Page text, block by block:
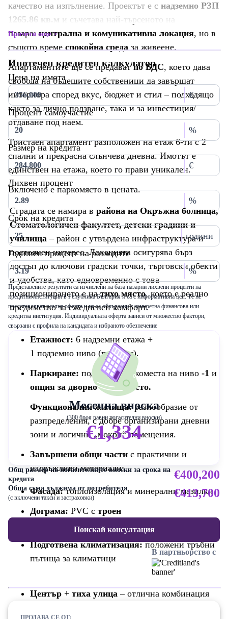
качество на изпълнение. Проектът е с надземно РЗП
1265.86 кв.м и съчетава най-търсеното на
пазара:централна и комуникативна локация, но в
същото времеспокойна средаза живеене.
Апартаментите ще се предаватпо БДС, което дава
свобода на бъдещите собственици да завършат
интериора според вкус, бюджет и стил – подходящо
както за лично ползване, така и за инвестиция/
отдаване под наем.
Тристаен апартамент разположен на етаж 6-ти с 2
спални и прекрасна слънчева дневна. Имотът е
единствен на етажа, което го прави уникален.
Включено е паркомясто в цената.
Сградата се намира врайона на Окръжна болница,
Стоматологичен факултет, детски градини и
училища – район с утвърдена инфраструктура и
постоянен интерес. Локацията осигурява бърз
достъп до ключови градски точки, търговски обекти
и удобства, като едновременно с това
позиционирането е натихо място, което е реално
предимство за ежедневен комфорт.
Етажност: 6 надземни етажа +
1 подземно ниво (паркинг).
Паркиране: подземни паркоместа на ниво -1 и
опция за дворно паркомясто.
Функционални жилища:разнообразие от
разпределения, с добре организирани дневни
зони и логични „мокри“ помещения.
Завършени общи части с практични и
издръжливи материали:
Фасада:топлоизолация и минерални мазилки
Дограма: PVC с троен
стъклопакет
енерджи стъкло
Подготвена климатизация:положени тръбни
пътища за климатици
Център + тиха улица – отлична комбинация
Прочети още
Ипотечен кредитен калкулатор
Цена на имота
€
Процент самоучастие
%
Размер на кредита
€
Лихвен процент
%
Срок на кредита
години
Годишен процент на разходите
%
Представените резултати са изчислени на база пазарни лихвени проценти на
кредитни институции в Република България и са с информативна цел. Те не
представляват реална оферта и не са обвързани с конкретна финансова или
кредитна институция. Индивидуалната оферта зависи от множество фактори,
свързани с профила на кандидата и избраното обезпечение
Месечна вноска
(300 броя равни погасителни вноски)
€1,334
Общ размер на погасителните вноски за срока на
кредита
€400,200
Обща сума дължима от потребителя
(с включени такси и застраховки) €413,700
Поискай консултация
В партньорство с